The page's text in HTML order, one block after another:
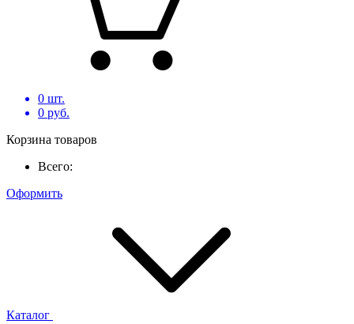
0 шт.
0 руб.
Корзина товаров
Всего:
Оформить
Каталог